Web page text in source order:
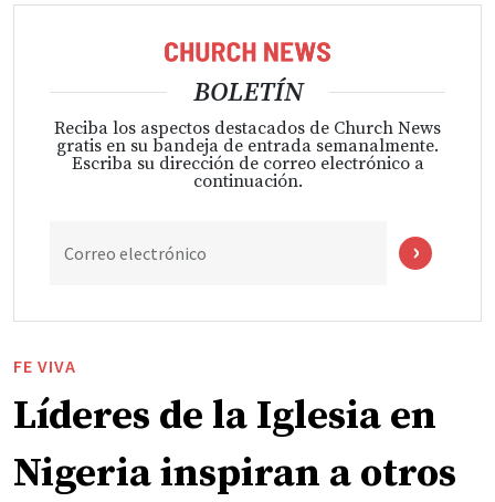
BOLETÍN
Reciba los aspectos destacados de Church News
gratis en su bandeja de entrada semanalmente.
Escriba su dirección de correo electrónico a
continuación.
Correo electrónico
FE VIVA
Líderes de la Iglesia en
Nigeria inspiran a otros